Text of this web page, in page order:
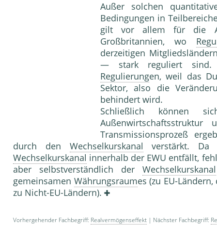
Außer solchen
Bedingungen in
gilt vor allem für die
Großbritannien, wo
derzeitigen
— stark reguliert sind.
Regulierungen, weil das
Sektor, also die
behindert wird.
Schließlich können
Transmissionsprozeß
durch den Wechselkurskanal verstärkt.
Wechselkurskanal innerhalb der EWU entfällt,
aber selbstverständlich derWechselkurskanal
gemeinsamen Währungsraumes (zu EU-
zu Nicht-EU-Ländern).
Vorhergehender Fachbegriff: Realvermögenseffekt | Nächster Fachbegriff: